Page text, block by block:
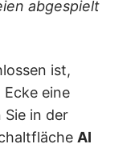
abgespielt
ist,
eine
Sie in der
AI